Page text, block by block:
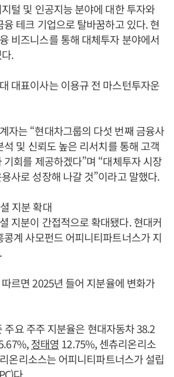
털 및 인공지능 분야에 대한 투자와
테크 기업으로 탈바꿈하고 있다. 현
비즈니스를 통해 대체투자 분야에서
.
대표이사는 이용규 전 마스턴투자운
자는 “현대차그룹의 다섯 번째 금융사
및 신뢰도 높은 리서치를 통해 고객
회를 제공하겠다”며 “대체투자 시장
사로 성장해 나갈 것”이라고 말했다.
지분 확대
지분이 간접적으로 확대됐다. 현대커
콩계 사모펀드 어피니티파트너스가 지
르면 2025년 들어 지분율에 변화가
주요 주주 지분율은 현대자동차 38.2
정태영 12.75%, 센츄리온리소
온리소스는 어피니티파트너스가 설립
다.